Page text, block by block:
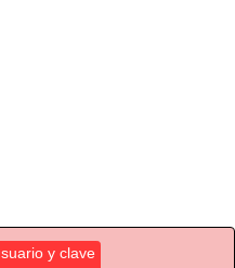
y clave